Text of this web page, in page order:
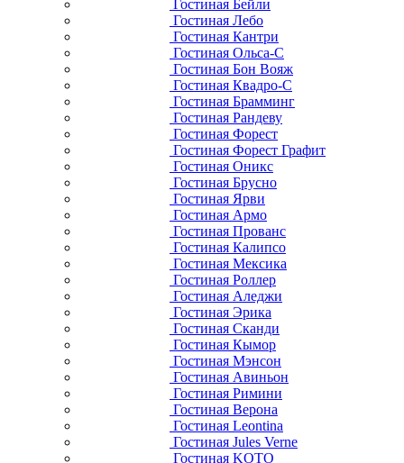
Гостиная Бейли
Гостиная Лебо
Гостиная Кантри
Гостиная Ольса-С
Гостиная Бон Вояж
Гостиная Квадро-С
Гостиная Брамминг
Гостиная Рандеву
Гостиная Форест
Гостиная Форест Графит
Гостиная Оникс
Гостиная Брусно
Гостиная Ярви
Гостиная Армо
Гостиная Прованс
Гостиная Калипсо
Гостиная Мексика
Гостиная Роллер
Гостиная Аледжи
Гостиная Эрика
Гостиная Сканди
Гостиная Кымор
Гостиная Мэнсон
Гостиная Авиньон
Гостиная Римини
Гостиная Верона
Гостиная Leontina
Гостиная Jules Verne
Гостиная KOTO